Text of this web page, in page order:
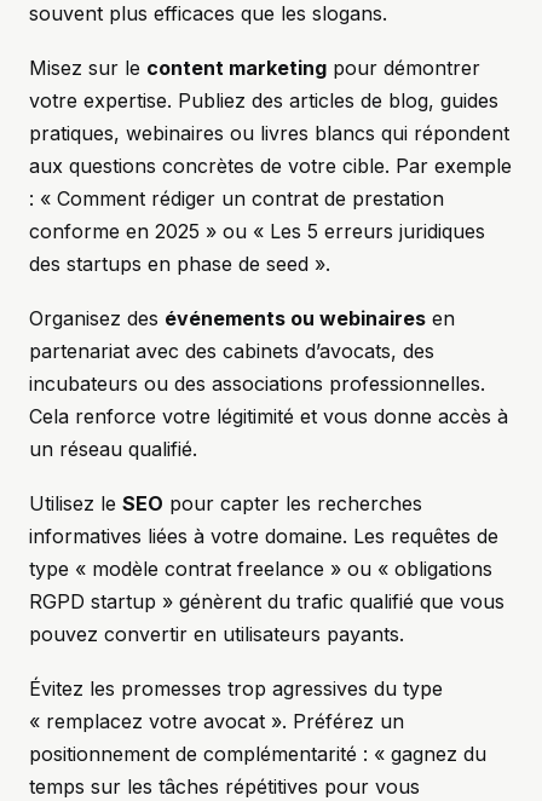
souvent plus efficaces que les slogans.
Misez sur le content marketing pour démontrer
votre expertise. Publiez des articles de blog, guides
pratiques, webinaires ou livres blancs qui répondent
aux questions concrètes de votre cible. Par exemple
: « Comment rédiger un contrat de prestation
conforme en 2025 » ou « Les 5 erreurs juridiques
des startups en phase de seed ».
Organisez des événements ou webinaires en
partenariat avec des cabinets d’avocats, des
incubateurs ou des associations professionnelles.
Cela renforce votre légitimité et vous donne accès à
un réseau qualifié.
Utilisez le SEO pour capter les recherches
informatives liées à votre domaine. Les requêtes de
type « modèle contrat freelance » ou « obligations
RGPD startup » génèrent du trafic qualifié que vous
pouvez convertir en utilisateurs payants.
Évitez les promesses trop agressives du type
« remplacez votre avocat ». Préférez un
positionnement de complémentarité : « gagnez du
temps sur les tâches répétitives pour vous